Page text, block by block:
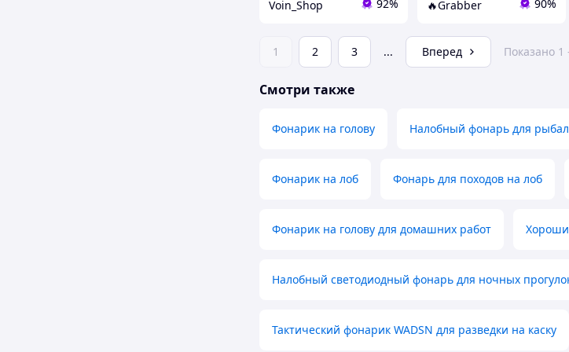
Voin_Shop 92% 🔥Grabber 90%
1 2 3 ... Вперед Показано 1
Смотри также
Фонарик на голову Налобный фонарь для
Фонарик на лоб Фонарь для походов на лоб
Фонарик на голову для домашних работ
Налобный светодиодный фонарь для ночных
Тактический фонарик WADSN для разведки на каску